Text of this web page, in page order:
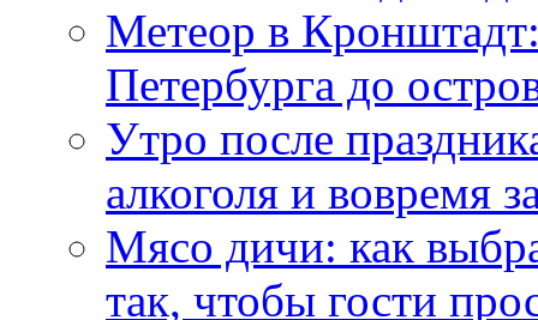
Метеор в
Петербурга до
Утро после
алкоголя и вовремя
Мясо дичи: как
так, чтобы гости